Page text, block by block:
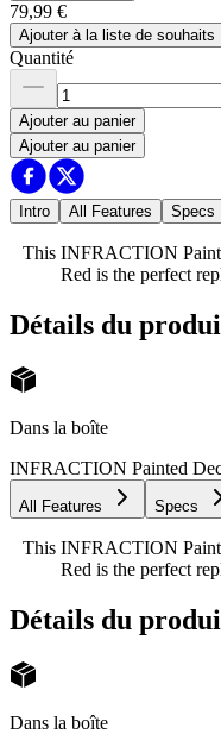
79,99 €
Ajouter à la liste de souhaits
Quantité
Ajouter au panier
Ajouter au panier
Intro All Features Specs
This INFRACTION
Red is the perfect
Détails du
Dans la boîte
INFRACTION Painted
All Features Specs
This INFRACTION
Red is the perfect
Détails du
Dans la boîte